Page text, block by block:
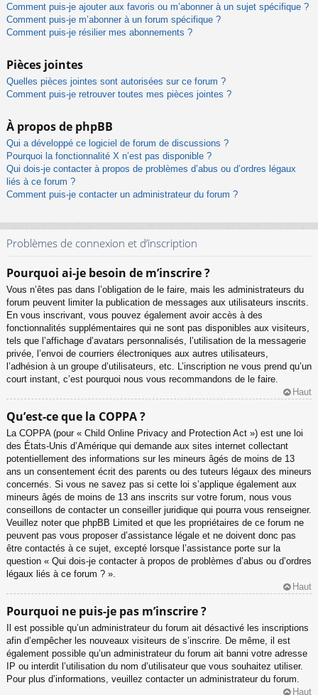
Comment puis-je ajouter aux favoris ou m’abonner à un sujet spécifique ?
Comment puis-je m’abonner à un forum spécifique ?
Comment puis-je résilier mes abonnements ?
Pièces jointes
Quelles pièces jointes sont autorisées sur ce forum ?
Comment puis-je retrouver toutes mes pièces jointes ?
À propos de phpBB
Qui a développé ce logiciel de forum de discussions ?
Pourquoi la fonctionnalité X n’est pas disponible ?
Qui dois-je contacter à propos de problèmes d’abus ou d’ordres légaux
liés à ce forum ?
Comment puis-je contacter un administrateur du forum ?
Problèmes de connexion et d’inscription
Pourquoi ai-je besoin de m’inscrire ?
Vous n’êtes pas dans l’obligation de le faire, mais les administrateurs du
forum peuvent limiter la publication de messages aux utilisateurs inscrits.
En vous inscrivant, vous pouvez également avoir accès à des
fonctionnalités supplémentaires qui ne sont pas disponibles aux visiteurs,
tels que l’affichage d’avatars personnalisés, l’utilisation de la messagerie
privée, l’envoi de courriers électroniques aux autres utilisateurs,
l’adhésion à un groupe d’utilisateurs, etc. L’inscription ne vous prend qu’un
court instant, c’est pourquoi nous vous recommandons de le faire.
Haut
Qu’est-ce que la COPPA ?
La COPPA (pour « Child Online Privacy and Protection Act ») est une loi
des États-Unis d’Amérique qui demande aux sites internet collectant
potentiellement des informations sur les mineurs âgés de moins de 13
ans un consentement écrit des parents ou des tuteurs légaux des mineurs
concernés. Si vous ne savez pas si cette loi s’applique également aux
mineurs âgés de moins de 13 ans inscrits sur votre forum, nous vous
conseillons de contacter un conseiller juridique qui pourra vous renseigner.
Veuillez noter que phpBB Limited et que les propriétaires de ce forum ne
peuvent pas vous proposer d’assistance légale et ne doivent donc pas
être contactés à ce sujet, excepté lorsque l’assistance porte sur la
question « Qui dois-je contacter à propos de problèmes d’abus ou d’ordres
légaux liés à ce forum ? ».
Haut
Pourquoi ne puis-je pas m’inscrire ?
Il est possible qu’un administrateur du forum ait désactivé les inscriptions
afin d’empêcher les nouveaux visiteurs de s’inscrire. De même, il est
également possible qu’un administrateur du forum ait banni votre adresse
IP ou interdit l’utilisation du nom d’utilisateur que vous souhaitez utiliser.
Pour plus d’informations, veuillez contacter un administrateur du forum.
Haut